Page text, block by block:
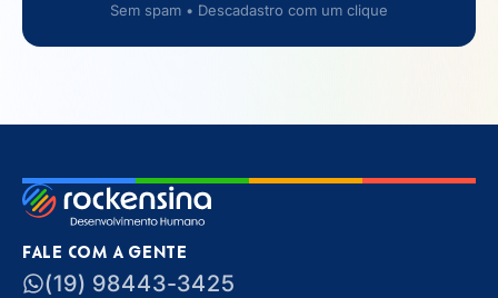
Sem spam • Descadastro com um clique
FALE COM A GENTE
(19) 98443-3425